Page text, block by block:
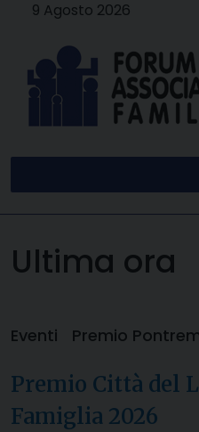
9 Agosto 2026
Ultima ora
Eventi
Premio
Premio Città del
Famiglia 2026